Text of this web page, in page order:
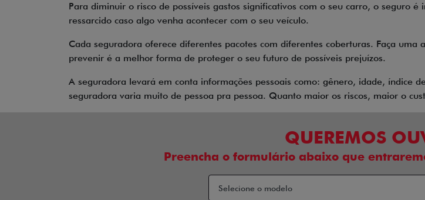
Para diminuir o risco de possíveis gastos significativos com o seu carro, o seguro
ressarcido caso algo venha acontecer com o seu veículo.
Cada seguradora oferece diferentes pacotes com diferentes coberturas. Faça
prevenir é a melhor forma de proteger o seu futuro de possíveis prejuízos.
A seguradora levará em conta informações pessoais como: gênero, idade, índice
seguradora varia muito de pessoa pra pessoa. Quanto maior os riscos, maior o
QUEREMOS
Preencha o formulário abaixo que